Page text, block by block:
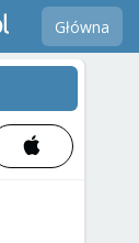
Główna